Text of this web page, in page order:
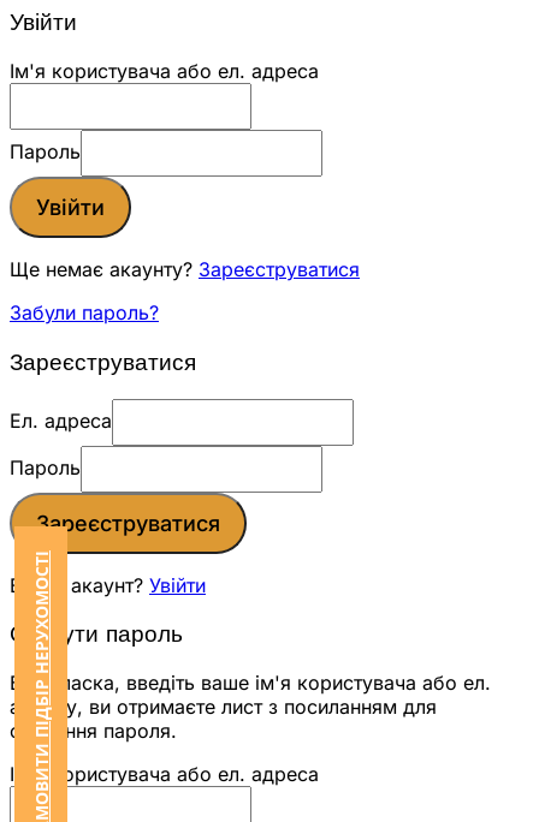
ЗАМОВИТИ ПІДБІР НЕРУХОМОСТІ
Увійти
Ім'я користувача або ел. адреса
Пароль
Увійти
Ще немає акаунту? Зареєструватися
Забули пароль?
Зареєструватися
Ел. адреса
Пароль
Зареєструватися
Вже є акаунт? Увійти
Скинути пароль
Будь ласка, введіть ваше ім'я користувача або ел.
адресу, ви отримаєте лист з посиланням для
скидання пароля.
Ім'я користувача або ел. адреса